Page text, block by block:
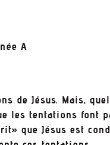
A
Jésus. Mais,
les tentations font
que Jésus est